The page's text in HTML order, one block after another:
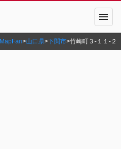
menu
MapFan>山口県>下関市>竹崎町３‐１１‐２